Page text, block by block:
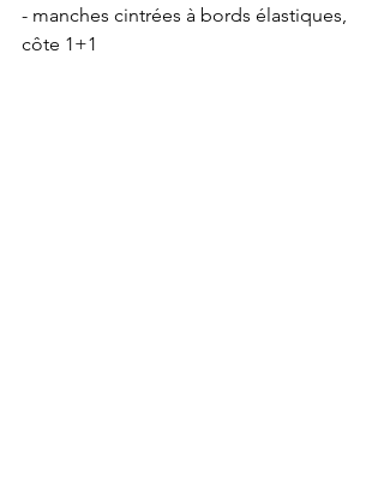
- manches cintrées à bords élastiques,
côte 1+1